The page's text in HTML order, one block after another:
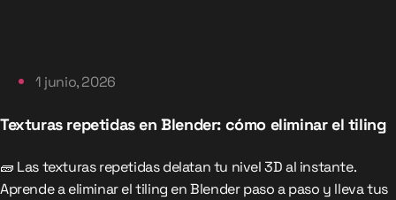
1 junio, 2026
Texturas repetidas en Blender: cómo eliminar el tiling
🧱 Las texturas repetidas delatan tu nivel 3D al instante.
Aprende a eliminar el tiling en Blender paso a paso y lleva tus